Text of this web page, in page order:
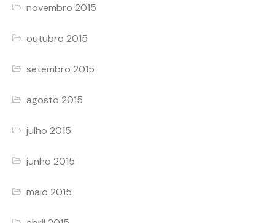
novembro 2015
outubro 2015
setembro 2015
agosto 2015
julho 2015
junho 2015
maio 2015